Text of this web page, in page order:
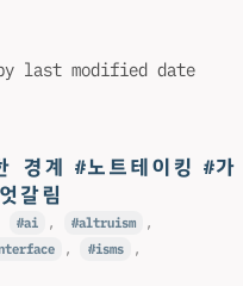
last modified date
경계 #노트테이킹 #가
갈림
ai , altruism
,
, isms
,